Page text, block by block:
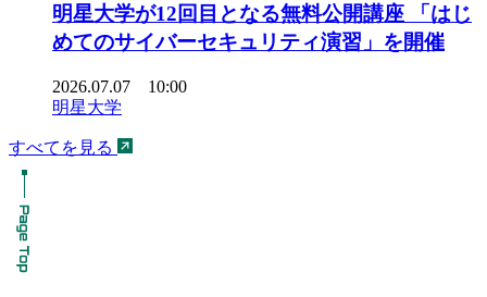
明星大学が12回目となる無料公開講座 「はじ
めてのサイバーセキュリティ演習」を開催
2026.07.07 10:00
明星大学
すべてを見る